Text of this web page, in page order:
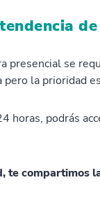
presencial se
la prioridad
horas, podrás
te compartimos